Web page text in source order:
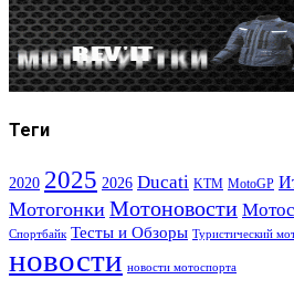
Теги
2020 2025 2026 Ducati KTM MotoGP
Мотогонки Мотоновости
Спортбайк Тесты и Обзоры Туристический
новости новости мотоспорта